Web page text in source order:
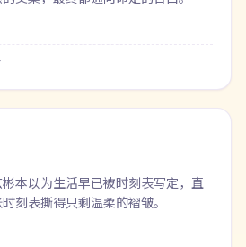
本以为生活早已被时刻表写定，直
刻表撕得只剩温柔的褶皱。